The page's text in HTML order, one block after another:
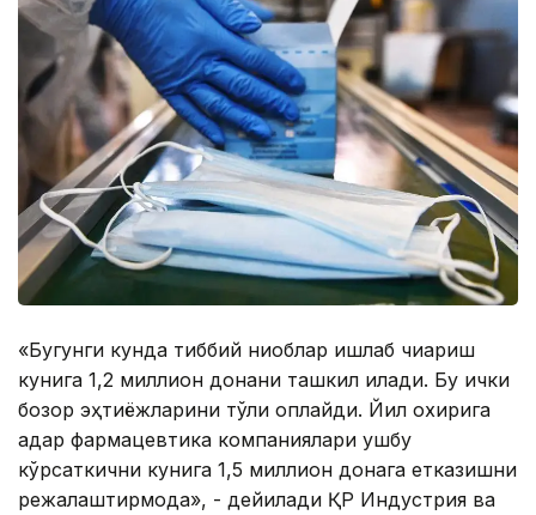
«Бугунги кунда тиббий ниқоблар ишлаб чиқариш
кунига 1,2 миллион донани ташкил қилади. Бу ички
бозор эҳтиёжларини тўлиқ қоплайди. Йил охирига
қадар фармацевтика компаниялари ушбу
кўрсаткични кунига 1,5 миллион донага етказишни
режалаштирмоқда», - дейилади ҚР Индустрия ва